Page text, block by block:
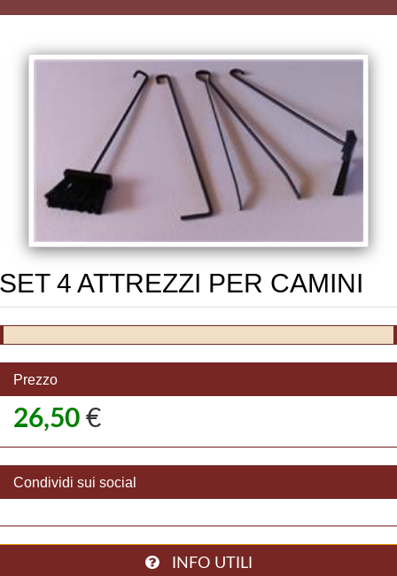
SET 4 ATTREZZI PER CAMINI
Prezzo
26,50 €
Condividi sui social
INFO UTILI